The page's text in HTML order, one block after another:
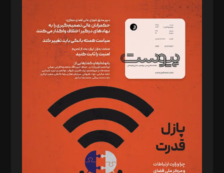
مدیر مسئول: محمدباقر اثنی‌عشری
سردبیر: مهرک محمودی
دبیر تحریریه: میثم قاسمی
د‌بیر ناداستان: سمانه سمیع
د‌بیر خدمت و تجارت: ابوالفضل رجبی
د‌بیر حقوق فناوری: حسام‌الدین ایپکچی
د‌بیر پیوست جهان: مینا پاکدل
د‌بیر تحریریه آنلاین: بابک نقاش
تحریریه‌: مجتبی محمود‌ی، آرش برهمند، یسنا امان‌پور، سروش کرمیان،
مصطفی مسجدی آرانی، ابوالفضل رجبی، زهرا فکرانه، فائزه فتحی
رستمی،مصطفی باستان
ویرایش: نگار استاد‌‌آقا